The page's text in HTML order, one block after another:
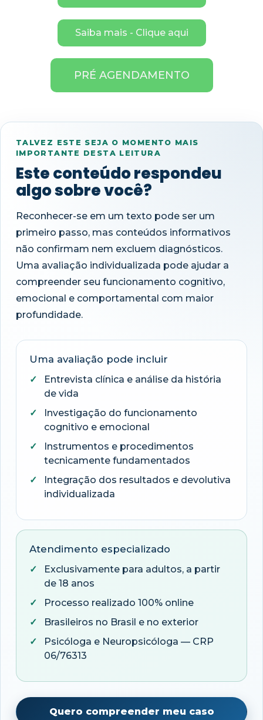
Saiba mais - Clique aqui
PRÉ AGENDAMENTO
TALVEZ ESTE SEJA O MOMENTO MAIS
IMPORTANTE DESTA LEITURA
Este conteúdo respondeu
algo sobre você?
Reconhecer-se em um texto pode ser um
primeiro passo, mas conteúdos informativos
não confirmam nem excluem diagnósticos.
Uma avaliação individualizada pode ajudar a
compreender seu funcionamento cognitivo,
emocional e comportamental com maior
profundidade.
Uma avaliação pode incluir
Entrevista clínica e análise da história
de vida
Investigação do funcionamento
cognitivo e emocional
Instrumentos e procedimentos
tecnicamente fundamentados
Integração dos resultados e devolutiva
individualizada
Atendimento especializado
Exclusivamente para adultos, a partir
de 18 anos
Processo realizado 100% online
Brasileiros no Brasil e no exterior
Psicóloga e Neuropsicóloga — CRP
06/76313
Quero compreender meu caso